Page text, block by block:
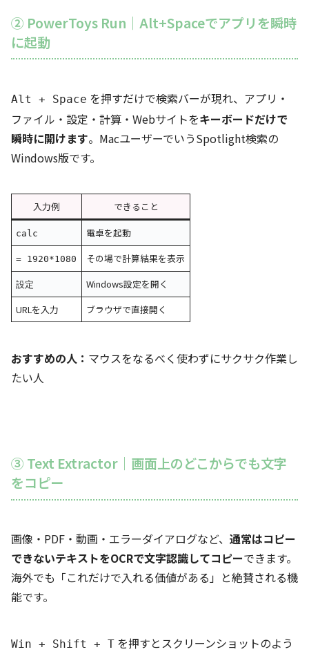
② PowerToys Run｜Alt+Spaceでアプリを瞬時
に起動
Alt + Space を押すだけで検索バーが現れ、アプリ・
ファイル・設定・計算・Webサイトをキーボードだけで
瞬時に開けます。MacユーザーでいうSpotlight検索の
Windows版です。
入力例 できること
calc 電卓を起動
= 1920*1080 その場で計算結果を表示
設定
Windows設定を開く
URLを入力
ブラウザで直接開く
おすすめの人： マウスをなるべく使わずにサクサク作業し
たい人
③ Text Extractor｜画面上のどこからでも文字
をコピー
画像・PDF・動画・エラーダイアログなど、 通常はコピー
できないテキストをOCRで文字認識してコピーできます。
海外でも「これだけで入れる価値がある」と絶賛される機
能です。
Win + Shift + T を押すとスクリーンショットのよう